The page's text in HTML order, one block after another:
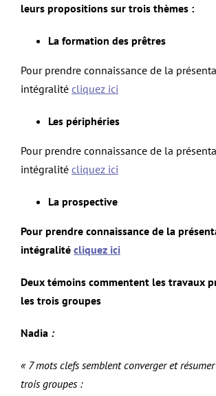
leurs propositions sur trois thèmes :
La formation des prêtres
Pour prendre connaissance de la
intégralité cliquez ici
Les périphéries
Pour prendre connaissance de la
intégralité cliquez ici
La prospective
Pour prendre connaissance de la
intégralité cliquez ici
Deux témoins commentent les travaux
les trois groupes
Nadia :
« 7 mots clefs semblent converger et résumer
trois groupes :